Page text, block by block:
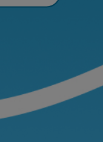
Saber más